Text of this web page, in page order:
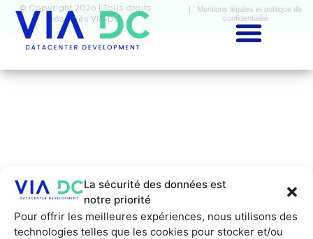
La sécurité des données est
notre priorité
Pour offrir les meilleures expériences, nous utilisons des
technologies telles que les cookies pour stocker et/ou
© Copyright 2026 | Tous droits
réservés VIA-DC
| Mentions légales et politique de
confidentialité